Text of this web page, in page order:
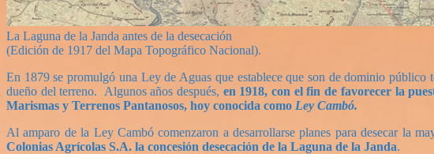
La Laguna de la Janda antes de la desecación
(Edición de 1917 del Mapa Topográfico Nacional).
En 1879 se promulgó una Ley de Aguas que establece que son de dominio público
dueño del terreno. Algunos años después, en 1918, con el fin de favorecer la
Marismas y Terrenos Pantanosos, hoy conocida como Ley Cambó.
Al amparo de la Ley Cambó comenzaron a desarrollarse planes para desecar la
Colonias Agrícolas S.A. la concesión desecación de la Laguna de la Janda.